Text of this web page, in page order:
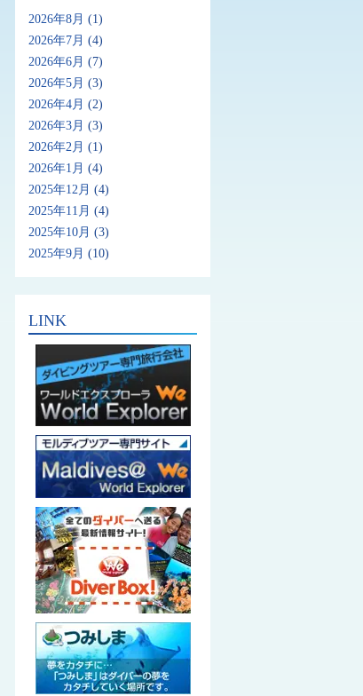
2026年8月 (1)
2026年7月 (4)
2026年6月 (7)
2026年5月 (3)
2026年4月 (2)
2026年3月 (3)
2026年2月 (1)
2026年1月 (4)
2025年12月 (4)
2025年11月 (4)
2025年10月 (3)
2025年9月 (10)
LINK